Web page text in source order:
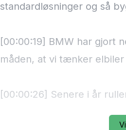
standardløsninger og så
[00:00:19] BMW har gjort
måden, at vi tænker elbiler
[00:00:26] Senere i år
første BMW iX3 på